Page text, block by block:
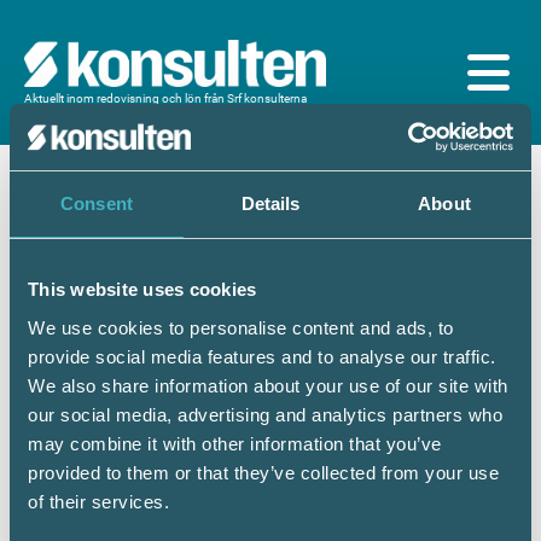
Consent Details About
This website uses cookies
We use cookies to personalise content and ads, to
provide social media features and to analyse our traffic.
We also share information about your use of our site with
our social media, advertising and analytics partners who
may combine it with other information that you’ve
provided to them or that they’ve collected from your use
of their services.
Aktuellt inom redovisning och lön från Srf konsulterna
Logga in
En prenumeration ingår för dig som är
medlem/ansluten till Srf konsulterna. Du loggar in
srfkonsult.se/Mina sidor
Mobilt BankID Lösenord
Personnummer(ÅÅÅÅMMDDNNNN)